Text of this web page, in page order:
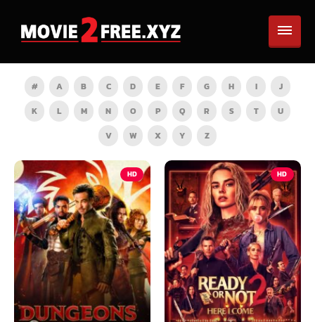
# A B C D E F G H I
J
K
L M N O P Q R S T
U
V
W X Y Z
HD HD